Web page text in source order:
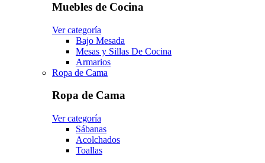
Muebles de Cocina
Ver categoría
Bajo Mesada
Mesas y Sillas De Cocina
Armarios
Ropa de Cama
Ropa de Cama
Ver categoría
Sábanas
Acolchados
Toallas